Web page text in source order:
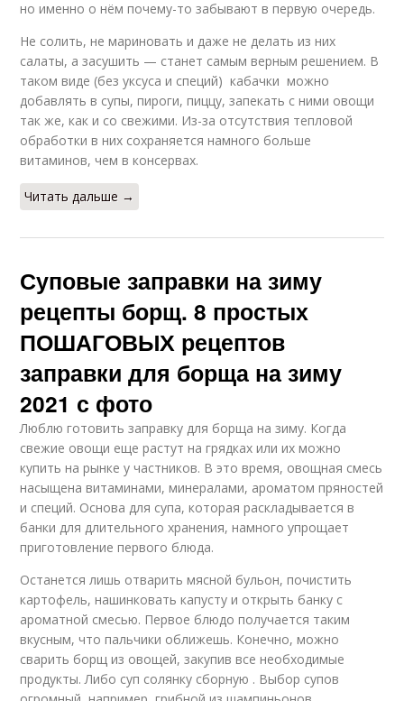
но именно о нём почему-то забывают в первую очередь.
Не солить, не мариновать и даже не делать из них
салаты, а засушить — станет самым верным решением. В
таком виде (без уксуса и специй) кабачки можно
добавлять в супы, пироги, пиццу, запекать с ними овощи
так же, как и со свежими. Из-за отсутствия тепловой
обработки в них сохраняется намного больше
витаминов, чем в консервах.
Читать дальше →
Суповые заправки на зиму
рецепты борщ. 8 простых
ПОШАГОВЫХ рецептов
заправки для борща на зиму
2021 с фото
Люблю готовить заправку для борща на зиму. Когда
свежие овощи еще растут на грядках или их можно
купить на рынке у частников. В это время, овощная смесь
насыщена витаминами, минералами, ароматом пряностей
и специй. Основа для супа, которая раскладывается в
банки для длительного хранения, намного упрощает
приготовление первого блюда.
Останется лишь отварить мясной бульон, почистить
картофель, нашинковать капусту и открыть банку с
ароматной смесью. Первое блюдо получается таким
вкусным, что пальчики оближешь. Конечно, можно
сварить борщ из овощей, закупив все необходимые
продукты. Либо суп солянку сборную . Выбор супов